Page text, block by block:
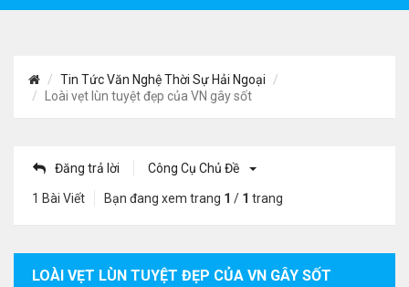
Tin Tức Văn Nghệ Thời Sự Hải Ngoại
Loài vẹt lùn tuyệt đẹp của VN gây sốt
Đăng trả lời Công Cụ Chủ Đề
1 Bài Viết Bạn đang xem trang 1 / 1 trang
LOÀI VẸT LÙN TUYỆT ĐẸP CỦA VN GÂY SỐT